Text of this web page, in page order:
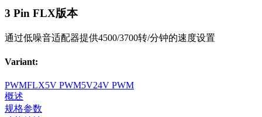
3 Pin FLX版本
通过低噪音适配器提供4500/3700转/分钟的速度设置
Variant:
PWMFLX5V PWM5V24V PWM
概述
规格参数